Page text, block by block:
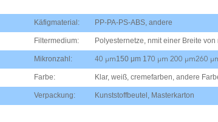
Käfigmaterial: PP-PA-PS-ABS, andere
Filtermedium: Polyesternetze, nmit einer Breite von
Mikronzahl: 40 μm150 μm 170 μm 200 μm260
Farbe: Klar, weiß, cremefarben, andere
Verpackung: Kunststoffbeutel, Masterkarton